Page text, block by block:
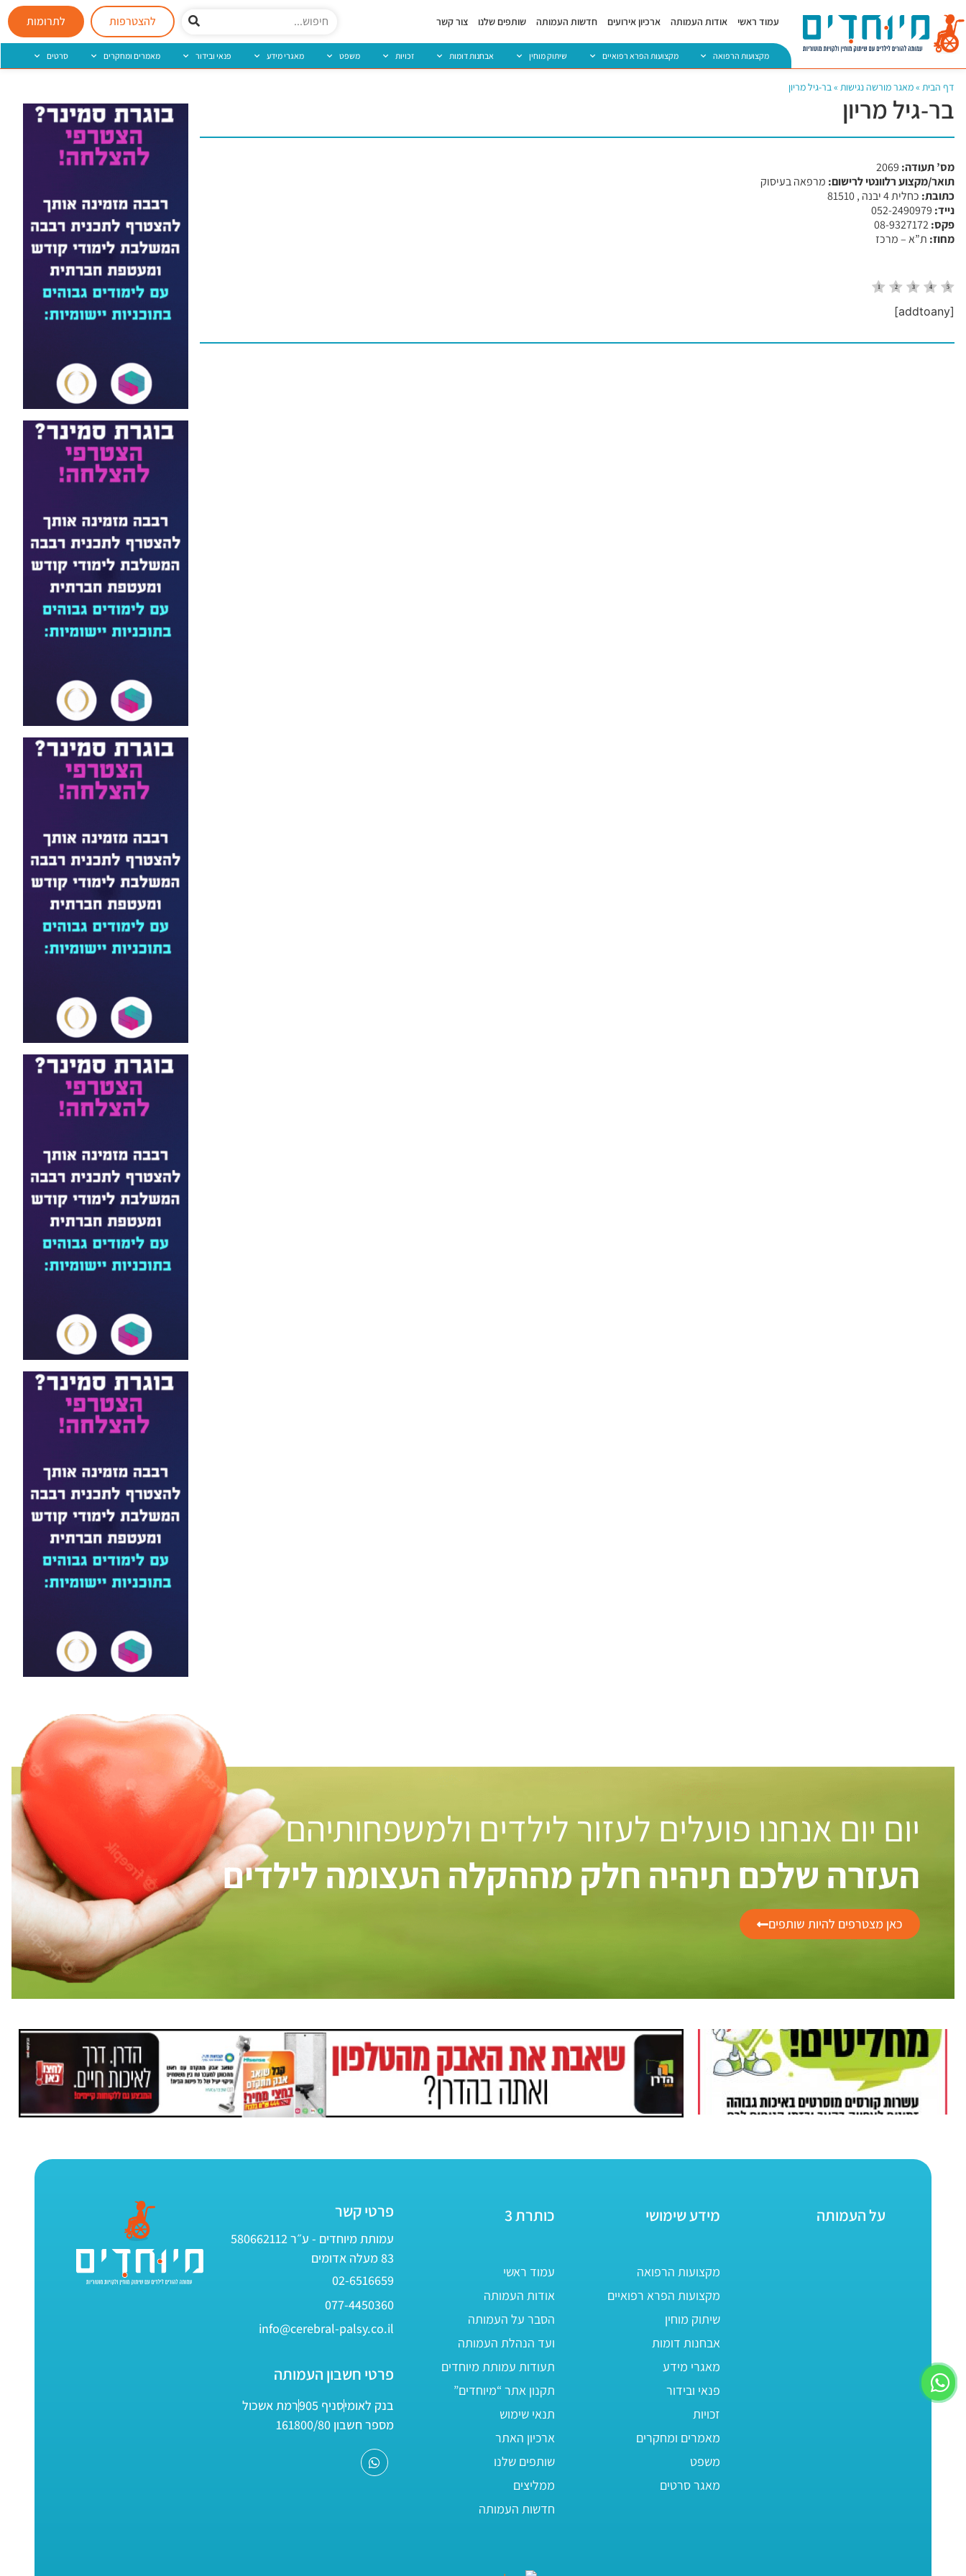
עמוד ראשי אודות העמותה ארכיון אירועים חדשות העמותה שותפים שלנו צור קשר להצטרפות לתרומות
מקצועות הרפואה מקצועות הפרא רפואיים שיתוק מוחין אבחנות דומות זכויות משפט מאגרי מידע פנאי ובידור מאמרים ומחקרים סרטים
דף הבית »מאגר מורשה נגישות »בר-גיל מריון
בר-גיל מריון
מס’ תעודה:
תואר/מקצוע רלוונטי לרישום: מרפאה בעיסוק
כתובת: כחלית 4 יבנה , 81510
נייד:
פקס:
מחוז: ת”א – מרכז
[addtoany]
יום יום אנחנו פועלים לעזור לילדים ולמשפחותיהם
העזרה שלכם תיהיה חלק מההקלה העצומה לילדים
כאן מצטרפים להיות שותפים
על העמותה מידע שימושי
מקצועות הרפואה
מקצועות הפרא רפואיים
שיתוק מוחין
אבחנות דומות
מאגרי מידע
פנאי ובידור
זכויות
מאמרים ומחקרים
משפט
מאגר סרטים
כותרת 3
עמוד ראשי
אודות העמותה
הסבר על העמותה
ועד הנהלת העמותה
תעודות עמותת מיוחדים
תקנון אתר “מיוחדים”
תנאי שימוש
ארכיון האתר
שותפים שלנו
ממליצים
חדשות העמותה
פרטי קשר
עמותת מיוחדים - ע״ר 580662112
83 מעלה אדומים
02-6516659
077-4450360
info@cerebral-palsy.co.il
פרטי חשבון העמותה
בנק לאומיסניף 905
רמת אשכול
מספר חשבון 161800/80